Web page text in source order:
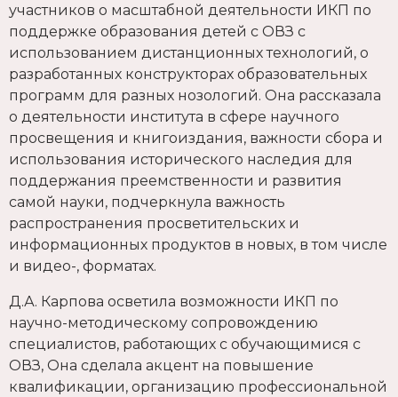
участников о масштабной деятельности ИКП по
поддержке образования детей с ОВЗ с
использованием дистанционных технологий, о
разработанных конструкторах образовательных
программ для разных нозологий. Она рассказала
о деятельности института в сфере научного
просвещения и книгоиздания, важности сбора и
использования исторического наследия для
поддержания преемственности и развития
самой науки, подчеркнула важность
распространения просветительских и
информационных продуктов в новых, в том числе
и видео-, форматах.
Д.А. Карпова осветила возможности ИКП по
научно-методическому сопровождению
специалистов, работающих с обучающимися с
ОВЗ, Она сделала акцент на повышение
квалификации, организацию профессиональной